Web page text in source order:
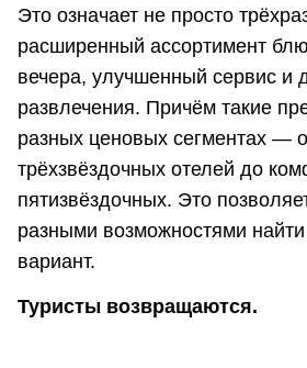
Это означает не просто
расширенный ассортимент
вечера, улучшенный сервис и
развлечения. Причём такие
разных ценовых сегментах —
трёхзвёздочных отелей до
пятизвёздочных. Это
разными возможностями
вариант.
Туристы возвращаются.